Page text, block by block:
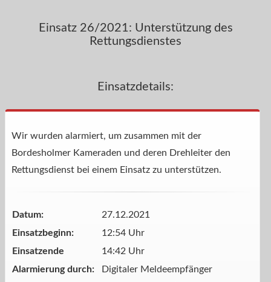
Einsatz 26/2021: Unterstützung des
Rettungsdienstes
Einsatzdetails:
Wir wurden alarmiert, um zusammen mit der
Bordesholmer Kameraden und deren Drehleiter den
Rettungsdienst bei einem Einsatz zu unterstützen.
Datum:
27.12.2021
Einsatzbeginn:
12:54 Uhr
Einsatzende
14:42 Uhr
Alarmierung durch:
Digitaler Meldeempfänger